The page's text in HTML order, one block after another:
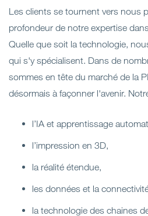
Les clients se tournent vers nous
profondeur de notre expertise
Quelle que soit la technologie,
qui s'y spécialisent. Dans de
sommes en tête du marché de la
désormais à façonner l'avenir.
l’IA et apprentissage
l’impression en 3D,
la réalité étendue,
les données et la
la technologie des chaines